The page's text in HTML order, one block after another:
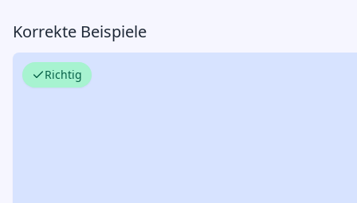
Korrekte Beispiele
Richtig